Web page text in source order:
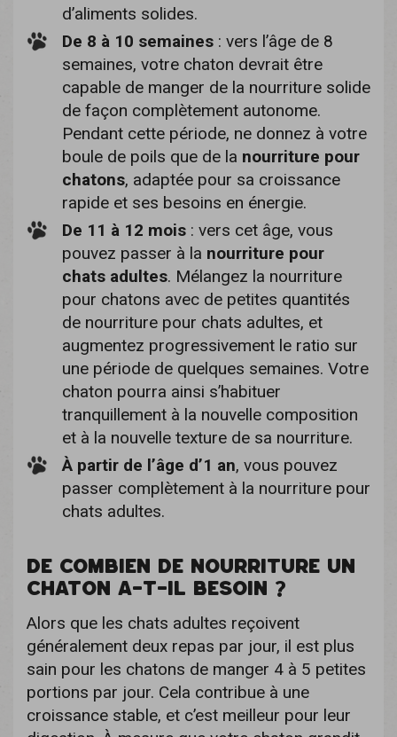
d’aliments solides.
De 8 à 10 semaines : vers l’âge de 8
semaines, votre chaton devrait être
capable de manger de la nourriture solide
de façon complètement autonome.
Pendant cette période, ne donnez à votre
boule de poils que de la nourriture pour
chatons, adaptée pour sa croissance
rapide et ses besoins en énergie.
De 11 à 12 mois : vers cet âge, vous
pouvez passer à la nourriture pour
chats adultes. Mélangez la nourriture
pour chatons avec de petites quantités
de nourriture pour chats adultes, et
augmentez progressivement le ratio sur
une période de quelques semaines. Votre
chaton pourra ainsi s’habituer
tranquillement à la nouvelle composition
et à la nouvelle texture de sa nourriture.
À partir de l’âge d’1 an, vous pouvez
passer complètement à la nourriture pour
chats adultes.
DE COMBIEN DE NOURRITURE UN
CHATON A-T-IL BESOIN ?
Alors que les chats adultes reçoivent
généralement deux repas par jour, il est plus
sain pour les chatons de manger 4 à 5 petites
portions par jour. Cela contribue à une
croissance stable, et c’est meilleur pour leur